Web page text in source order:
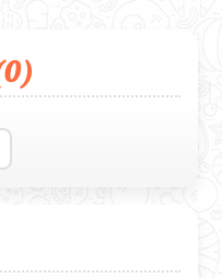
0)